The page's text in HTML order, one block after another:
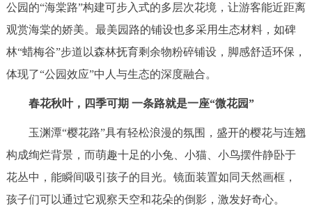
公园的“海棠路”构建可步入式的多层次花境，让游客能近距离
观赏海棠的娇美。最美园路的铺设也多采用生态材料，如碑
林“蜡梅谷”步道以森林抚育剩余物粉碎铺设，脚感舒适环保，
体现了“公园效应”中人与生态的深度融合。
春花秋叶，四季可期 一条路就是一座“微花园”
玉渊潭“樱花路”具有轻松浪漫的氛围，盛开的樱花与连翘
构成绚烂背景，而萌趣十足的小兔、小猫、小鸟摆件静卧于
花丛中，能瞬间吸引孩子的目光。镜面装置如同天然画框，
孩子们可以通过它观察天空和花朵的倒影，激发好奇心。